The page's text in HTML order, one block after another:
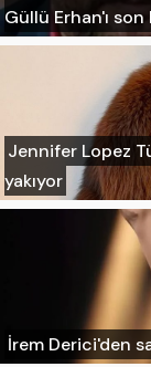
Güllü Erhan'ı
Jennifer Lopez
yakıyor
İrem Derici'den